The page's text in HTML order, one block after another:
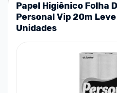
Papel Higiênico Folha
Personal Vip 20m Leve
Unidades